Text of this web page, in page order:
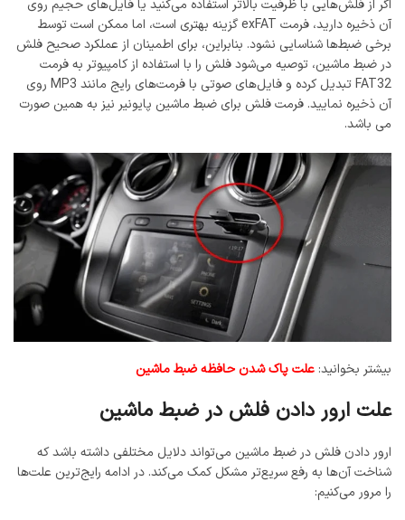
اگر از فلش‌هایی با ظرفیت بالاتر استفاده می‌کنید یا فایل‌های حجیم روی
آن ذخیره دارید، فرمت exFAT گزینه بهتری است، اما ممکن است توسط
برخی ضبط‌ها شناسایی نشود. بنابراین، برای اطمینان از عملکرد صحیح فلش
در ضبط ماشین، توصیه می‌شود فلش را با استفاده از کامپیوتر به فرمت
FAT32 تبدیل کرده و فایل‌های صوتی با فرمت‌های رایج مانند MP3 روی
آن ذخیره نمایید. فرمت فلش برای ضبط ماشین پایونیر نیز به همین صورت
می باشد.
بیشتر بخوانید: علت پاک شدن حافظه ضبط ماشین
علت ارور دادن فلش در ضبط ماشین
ارور دادن فلش در ضبط ماشین می‌تواند دلایل مختلفی داشته باشد که
شناخت آن‌ها به رفع سریع‌تر مشکل کمک می‌کند. در ادامه رایج‌ترین علت‌ها
را مرور می‌کنیم: